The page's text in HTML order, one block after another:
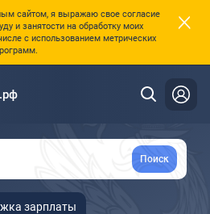
сайтом, я выражаю свое согласие
и занятости на обработку моих
с использованием метрических
×
Поиск
зарплаты